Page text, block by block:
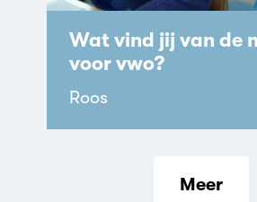
Wat vind jij van de
voor vwo?
Roos
Meer